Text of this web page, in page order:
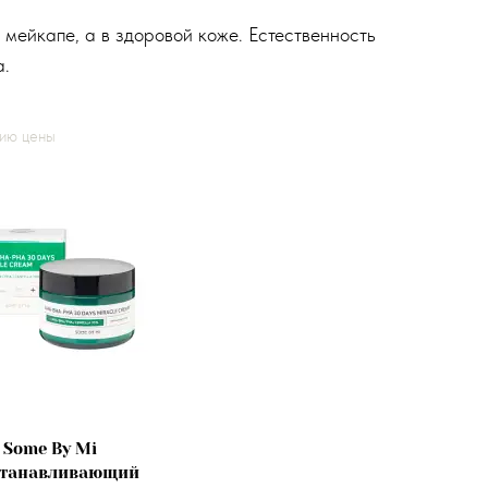
а в здоровой коже. Естественность
цены
Some By Mi